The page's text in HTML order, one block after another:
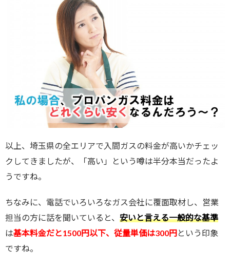
以上、埼玉県の全エリアで入間ガスの料金が高いかチェッ
クしてきましたが、「高い」という噂は半分本当だったよ
うですね。
ちなみに、電話でいろいろなガス会社に覆面取材し、営業
担当の方に話を聞いていると、 安いと言える一般的な基準
は基本料金だと1500円以下、従量単価は300円という印象
ですね。